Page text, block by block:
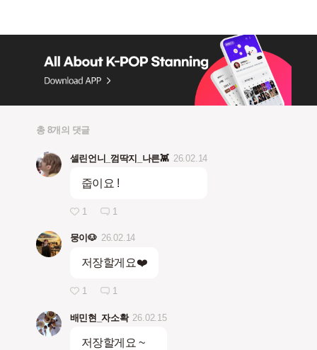
총 8개의 댓글
셀린언니_껌딱지_나른👾 26.02.14
줍이요 !
1 1
뭉이🐶 26.02.14
저장할게요❤️
1 1
배민현_자소확 26.02.15
저장할게요 ~